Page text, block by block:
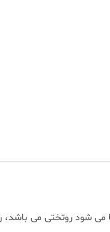
می شود روتختی می